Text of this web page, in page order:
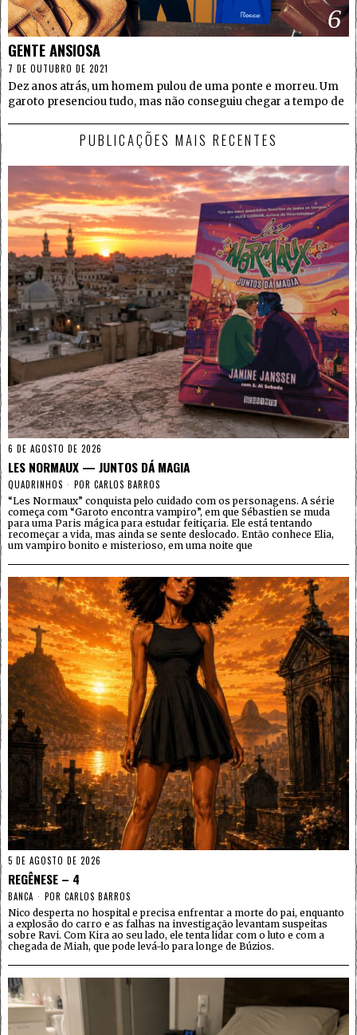
6
GENTE ANSIOSA
7 DE OUTUBRO DE 2021
Dez anos atrás, um homem pulou de uma ponte e morreu. Um
garoto presenciou tudo, mas não conseguiu chegar a tempo de
PUBLICAÇÕES MAIS RECENTES
6 DE AGOSTO DE 2026
LES NORMAUX — JUNTOS DÁ MAGIA
QUADRINHOS POR CARLOS BARROS
“Les Normaux” conquista pelo cuidado com os personagens. A série
começa com “Garoto encontra vampiro”, em que Sébastien se muda
para uma Paris mágica para estudar feitiçaria. Ele está tentando
recomeçar a vida, mas ainda se sente deslocado. Então conhece Elia,
um vampiro bonito e misterioso, em uma noite que
5 DE AGOSTO DE 2026
REGÊNESE – 4
BANCA POR CARLOS BARROS
Nico desperta no hospital e precisa enfrentar a morte do pai, enquanto
a explosão do carro e as falhas na investigação levantam suspeitas
sobre Ravi. Com Kira ao seu lado, ele tenta lidar com o luto e com a
chegada de Miah, que pode levá-lo para longe de Búzios.